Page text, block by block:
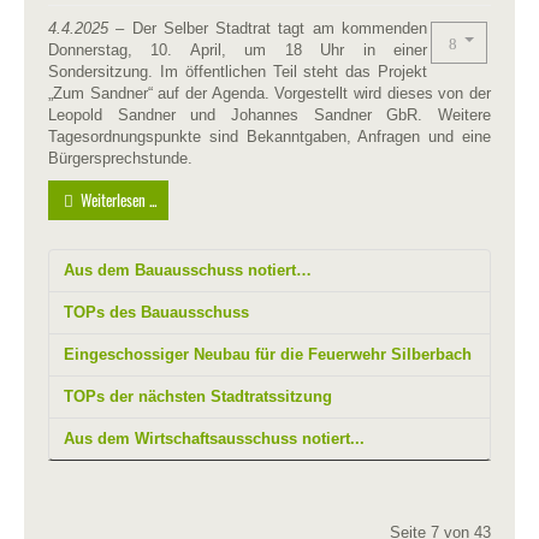
4.4.2025 –Der Selber Stadtrat tagt am kommenden
Donnerstag, 10. April, um 18 Uhr in einer
Sondersitzung. Im öffentlichen Teil steht das Projekt
„Zum Sandner“ auf der Agenda. Vorgestellt wird dieses von der
Leopold Sandner und Johannes Sandner GbR. Weitere
Tagesordnungspunkte sind Bekanntgaben, Anfragen und eine
Bürgersprechstunde.
Weiterlesen ...
Aus dem Bauausschuss notiert…
TOPs des Bauausschuss
Eingeschossiger Neubau für die Feuerwehr Silberbach
TOPs der nächsten Stadtratssitzung
Aus dem Wirtschaftsausschuss notiert...
Seite 7 von 43